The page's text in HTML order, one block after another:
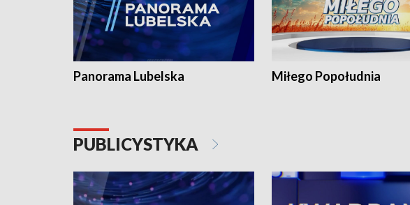
Panorama Lubelska Miłego Popołudnia
PUBLICYSTYKA